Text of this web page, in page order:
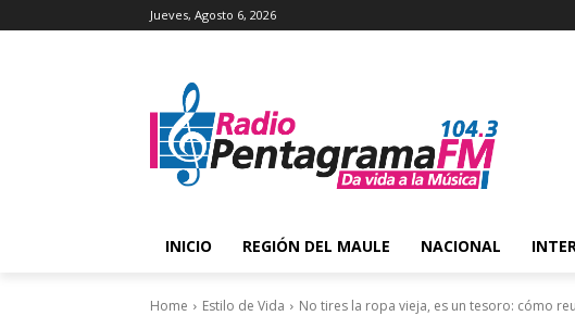
Jueves, Agosto 6, 2026
INICIO REGIÓN DEL MAULE NACIONAL
Home Estilo de Vida No tires la ropa vieja, es un tesoro: cómo